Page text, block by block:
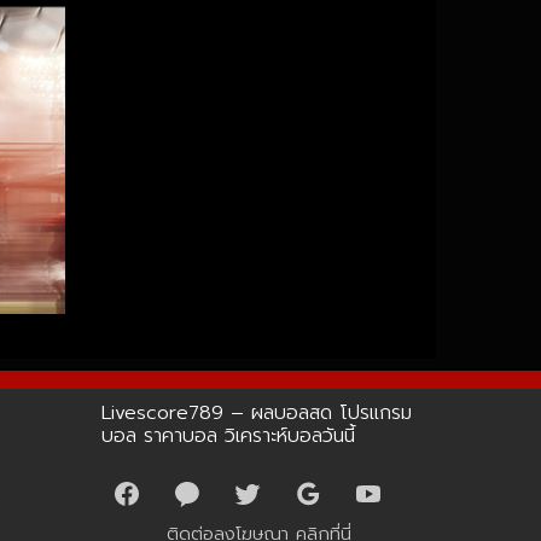
Livescore789 – ผลบอลสด โปรแกรม
บอล ราคาบอล วิเคราะห์บอลวันนี้
ติดต่อลงโฆษณาคลิกที่นี่